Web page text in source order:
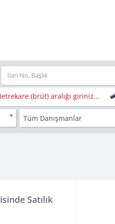
(brüt) aralığı giriniz...
Tüm Danışmanlar
Satılık